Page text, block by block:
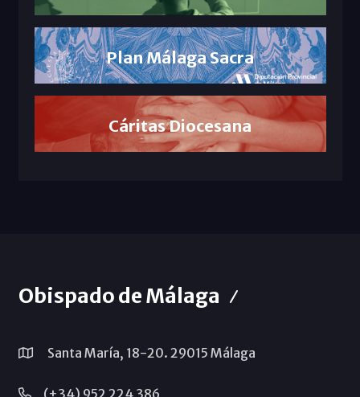
Plan Málaga Sacra
Cáritas Diocesana
Obispado de Málaga
Santa María, 18-20. 29015 Málaga